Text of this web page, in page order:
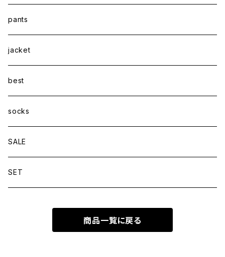
pants
jacket
best
socks
SALE
SET
商品一覧に戻る